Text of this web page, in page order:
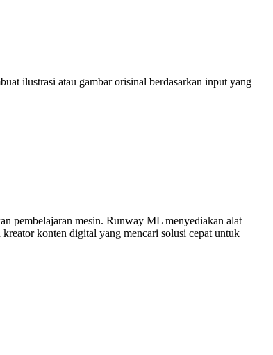
ilustrasi atau gambar orisinal berdasarkan input yang
pembelajaran mesin. Runway ML menyediakan alat
konten digital yang mencari solusi cepat untuk